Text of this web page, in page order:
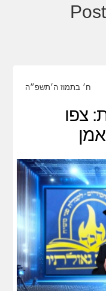
ח׳ בתמוז ה׳תשפ״ה
צפו